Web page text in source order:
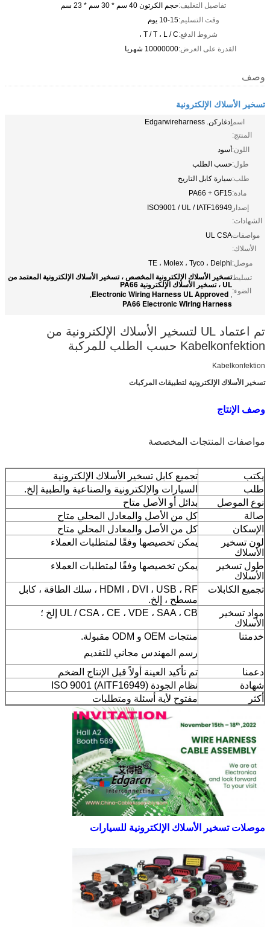
تفاصيل التغليف:حجم الكرتون 40 سم * 30 سم * 23 سم
وقت التسليم:10-15 يوم
شروط الدفع:T / T ، L / C ،
القدرة على العرض:10000000 شهريا
وصف
تسخير الأسلاك الإلكترونية
اسم
المنتج:
إدغاركن. Edgarwireharness
اللون:أسود
طول:حسب الطلب
طلب:سيارة كابل التاريخ
مادة:PA66 + GF15
إصدار
الشهادات:
ISO9001 / UL / IATF16949
مواصفات
الأسلاك:
UL CSA
موصل:TE ، Molex ، Tyco ، Delphi
تسليط
الضوء:
تسخير الأسلاك الإلكترونية المخصص ، تسخير الأسلاك الإلكترونية المعتمد من
UL ، تسخير الأسلاك الإلكترونية PA66
,
Electronic Wiring Harness UL Approved
,
PA66 Electronic Wiring Harness
تم اعتماد UL لتسخير الأسلاك الإلكترونية من
Kabelkonfektion حسب الطلب للمركبة
Kabelkonfektion
تسخير الأسلاك الإلكترونية لتطبيقات المركبات
وصف الإنتاج
مواصفات المنتجات المخصصة
يكتب
تجميع كابل تسخير الأسلاك الإلكترونية
طلب
السيارات والإلكترونية والصناعية والطبية إلخ.
نوع الموصل
بدائل أو الأصل متاح
صالة
كل من الأصل والمعادل المحلي متاح
الإسكان
كل من الأصل والمعادل المحلي متاح
لون تسخير
الأسلاك
يمكن تخصيصها وفقًا لمتطلبات العملاء
طول تسخير
الأسلاك
يمكن تخصيصها وفقًا لمتطلبات العملاء
تجميع الكابلات
HDMI ، DVI ، USB ، RF ، سلك الطاقة ، كابل
مسطح ، إلخ.
مواد تسخير
الأسلاك
UL / CSA ، CE ، VDE ، SAA ، CB إلخ ؛
خدمتنا
منتجات OEM و ODM مقبولة.
رسم المهندس مجاني للتقديم
دعمنا
تم تأكيد العينة أولاً قبل الإنتاج الضخم
شهادة
نظام الجودة ISO 9001 (AITF16949)
أكثر
مفتوح لأية أسئلة ومتطلبات
موصلات تسخير الأسلاك الإلكترونية للسيارات